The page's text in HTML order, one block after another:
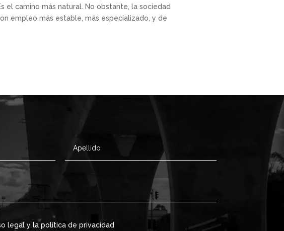
el camino más natural. No obstante, la sociedad
empleo más estable, más especializado, y de
legal y la política de privacidad